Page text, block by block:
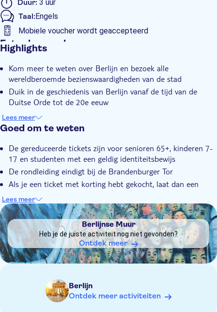
van 1933.
En je zult ook een deel van de Berlijnse muur zien en tijd
doorbrengen bij Checkpoint Charlie, de plek van de impasse
tussen de Amerikanen en de Sovjets waar de dreiging van
WWIII direct voelbaar was. De tour eindigt op de historische en
pittoreske Pariser Platz, recht tegenover de indrukwekkende
Brandenburger Tor en in de buurt van het beroemde Hotel
Adlon.
Duur: 3 uur
Taal:Engels
Mobiele voucher wordt geaccepteerd
Extra kenmerken
Tour met gids
Groepsexcursie
Highlights
Kom meer te weten over Berlijn en bezoek alle
wereldberoemde bezienswaardigheden van de stad
Duik in de geschiedenis van Berlijn vanaf de tijd van de
Duitse Orde tot de 20e eeuw
Raak de Berlijnse muur aan en ontdek de zogenaamde
"dodenstrook"
Lees meer
Goed om te weten
De gereduceerde tickets zijn voor senioren 65+, kinderen 7-
17 en studenten met een geldig identiteitsbewijs
De rondleiding eindigt bij de Brandenburger Tor
Als je een ticket met korting hebt gekocht, laat dan een
Lees meer
DSA1Berlijnse Muur
Berlijnse Muur
Heb je de juiste activiteit nog niet gevonden?
Ontdek meer
Berlijn
Ontdek meer activiteiten